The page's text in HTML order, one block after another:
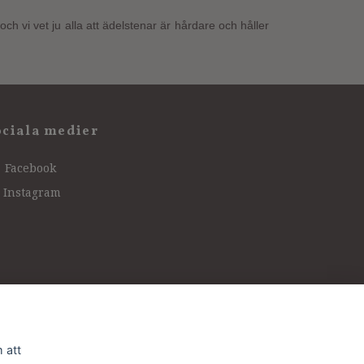
vi vet ju alla att ädelstenar är hårdare och håller
medier
Facebook
Instagram
att